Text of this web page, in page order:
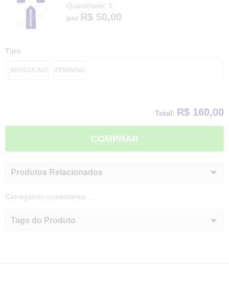
Quantidade: 1
por R$ 50,00
Tipo
MASCULINO FEMININO
Total: R$ 160,00
COMPRAR
Produtos Relacionados
Carregando comentários ...
Tags do Produto